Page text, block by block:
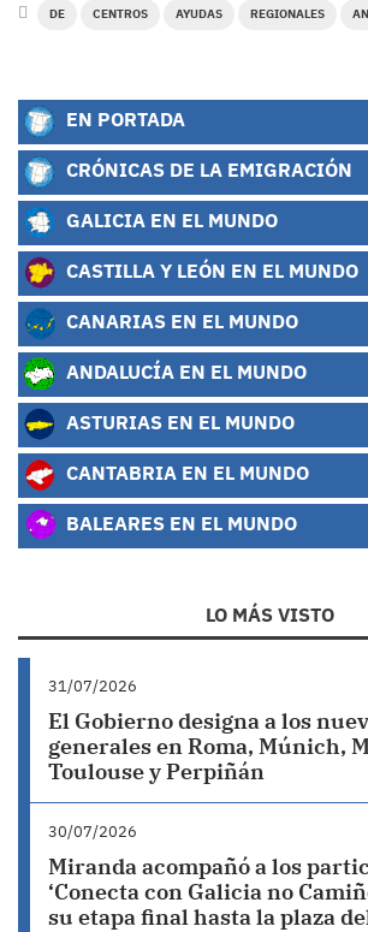
DE CENTROS AYUDAS REGIONALES
EN PORTADA
CRÓNICAS DE LA EMIGRACIÓN
GALICIA EN EL MUNDO
CASTILLA Y LEÓN EN EL MUNDO
CANARIAS EN EL MUNDO
ANDALUCÍA EN EL MUNDO
ASTURIAS EN EL MUNDO
CANTABRIA EN EL MUNDO
BALEARES EN EL MUNDO
LO MÁS VISTO
31/07/2026
El Gobierno designa a los
generales en Roma, Múnich,
Toulouse y Perpiñán
30/07/2026
Miranda acompañó a los
‘Conecta con Galicia no
su etapa final hasta la plaza